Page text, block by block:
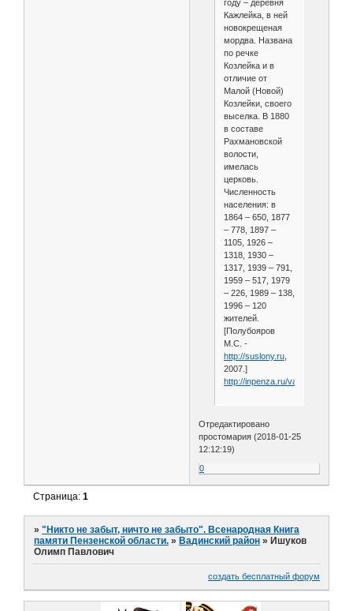
году – деревня
Кажлейка, в ней
новокрещеная
мордва. Названа
по речке
Козлейка и в
отличие от
Малой (Новой)
Козлейки, своего
выселка. В 1880
в составе
Рахмановской
волости,
имелась
церковь.
Численность
населения: в
1864 – 650, 1877
– 778, 1897 –
1105, 1926 –
1318, 1930 –
1317, 1939 – 791,
1959 – 517, 1979
– 226, 1989 – 138,
1996 – 120
жителей.
[Полубояров
М.С. -
http://suslony.ru,
2007.]
http://inpenza.ru/vadinsk/
Отредактировано
простомария (2018-01-25
12:12:19)
0
Страница:1
»"Никто не забыт, ничто не забыто". Всенародная Книга
памяти Пензенской области. » Вадинский район » Ишуков
Олимп Павлович
создать бесплатный форум